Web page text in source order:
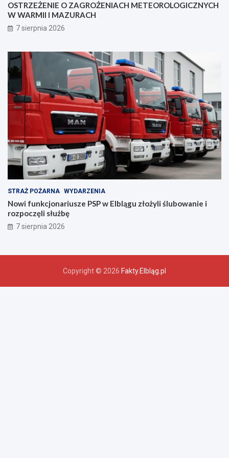
e
z
p
i
c
z
e
ń
s
t
w
z
a
n
i
OSTRZEŻENIE O ZAGROŻENIACH METEOROLOGICZNYCH
W WARMII I MAZURACH
7 sierpnia 2026
STRAŻ POŻARNA WYDARZENIA
Nowi funkcjonariusze PSP w Elblągu złożyli ślubowanie i
rozpoczęli służbę
7 sierpnia 2026
Copyright © 2026 Fakty.Elbląg.pl